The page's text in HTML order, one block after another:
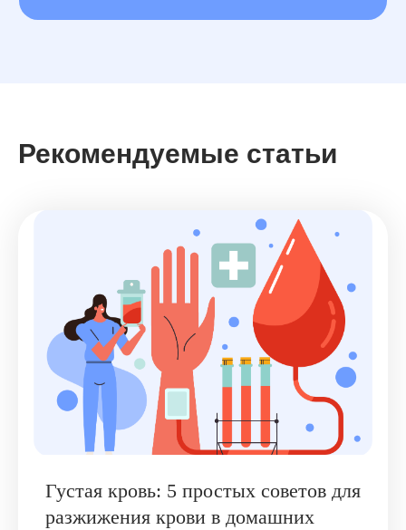
Рекомендуемые статьи
Густая кровь: 5 простых советов для
разжижения крови в домашних